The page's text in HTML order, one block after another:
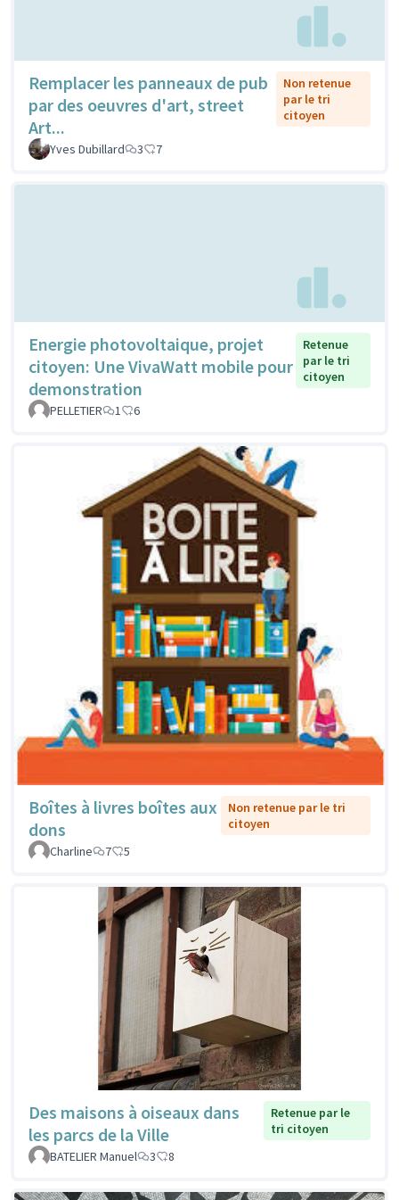
Remplacer les panneaux de pub
par des oeuvres d'art, street
Art...
Non retenue
par le tri
citoyen
Yves Dubillard 3 7
Energie photovoltaique, projet
citoyen: Une VivaWatt mobile pour
demonstration
Retenue
par le tri
citoyen
PELLETIER 1 6
Boîtes à livres boîtes aux
dons
Non retenue par le tri
citoyen
Charline
7 5
Des maisons à oiseaux dans
les parcs de la Ville
Retenue par le
tri citoyen
BATELIER Manuel
3 8